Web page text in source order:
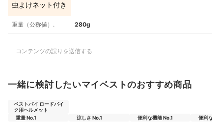
虫よけネット付き
重量（公称値）. 280g
コンテンツの誤りを送信する
一緒に検討したいマイベストのおすすめ商品
ベストバイ ロードバイ
ク用ヘルメット
重量 No.1
涼しさ No.1 便利な機能 No.1 便利な機